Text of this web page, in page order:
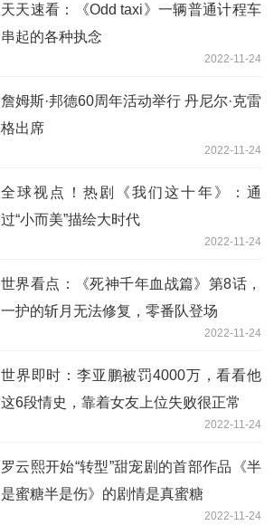
天天速看：《Odd taxi》一辆普通计程车
串起的各种执念
2022-11-24
詹姆斯·邦德60周年活动举行 丹尼尔·克雷
格出席
2022-11-24
全球视点！热剧《我们这十年》：通
过“小而美”描绘大时代
2022-11-24
世界看点：《死神千年血战篇》第8话，
一护的斩月无法修复，零番队登场
2022-11-24
世界即时：李亚鹏被罚4000万，看看他
这6段情史，靠着女友上位失败很正常
2022-11-24
罗云熙开始“转型”甜宠剧的首部作品《半
是蜜糖半是伤》的剧情是真蜜糖
2022-11-24